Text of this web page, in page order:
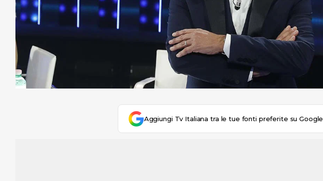
Aggiungi Tv Italiana tra le tue fonti preferite su Google